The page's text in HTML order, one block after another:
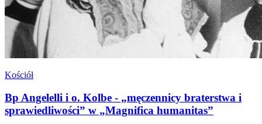
Kościół
Bp Angelelli i o. Kolbe - „męczennicy braterstwa i
sprawiedliwości” w „Magnifica humanitas”